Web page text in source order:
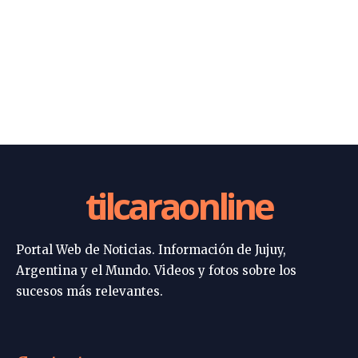
tilcaraonline
Portal Web de Noticias. Información de Jujuy,
Argentina y el Mundo. Videos y fotos sobre los
sucesos más relevantes.